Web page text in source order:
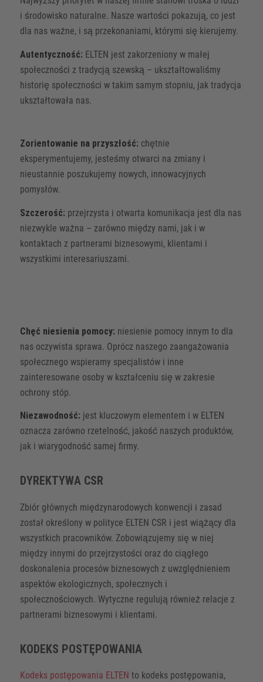
i środowisko naturalne. Nasze wartości pokazują, co jest
dla nas ważne, i są przekonaniami, którymi się kierujemy.
Autentyczność: ELTEN jest zakorzeniony w małej
społeczności z tradycją szewską – ukształtowaliśmy
historię społeczności w takim samym stopniu, jak tradycja
ukształtowała nas.
Zorientowanie na przyszłość: chętnie
eksperymentujemy, jesteśmy otwarci na zmiany i
nieustannie poszukujemy nowych, innowacyjnych
pomysłów.
Szczerość: przejrzysta i otwarta komunikacja jest dla nas
niezwykle ważna – zarówno między nami, jak i w
kontaktach z partnerami biznesowymi, klientami i
wszystkimi interesariuszami.
Chęć niesienia pomocy: niesienie pomocy innym to dla
nas oczywista sprawa. Oprócz naszego zaangażowania
społecznego wspieramy specjalistów i inne
zainteresowane osoby w kształceniu się w zakresie
ochrony stóp.
Niezawodność: jest kluczowym elementem i w ELTEN
oznacza zarówno rzetelność, jakość naszych produktów,
jak i wiarygodność samej firmy.
DYREKTYWA CSR
Zbiór głównych międzynarodowych konwencji i zasad
został określony w polityce ELTEN CSR i jest wiążący dla
wszystkich pracowników. Zobowiązujemy się w niej
między innymi do przejrzystości oraz do ciągłego
doskonalenia procesów biznesowych z uwzględnieniem
aspektów ekologicznych, społecznych i
społecznościowych. Wytyczne regulują również relacje z
partnerami biznesowymi i klientami.
KODEKS POSTĘPOWANIA
Kodeks postępowania ELTEN to kodeks postępowania,